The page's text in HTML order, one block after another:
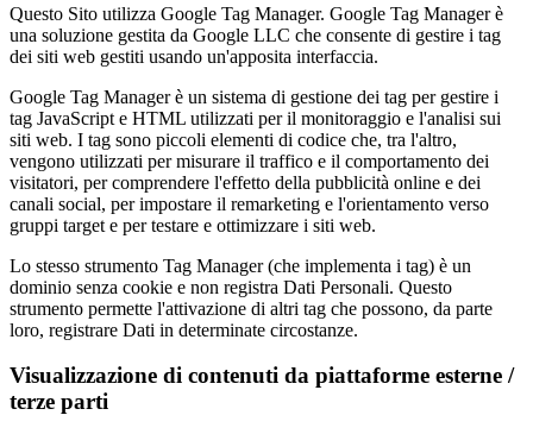
Questo Sito utilizza Google Tag Manager. Google Tag Manager è
una soluzione gestita da Google LLC che consente di gestire i tag
dei siti web gestiti usando un'apposita interfaccia.
Google Tag Manager è un sistema di gestione dei tag per gestire i
tag JavaScript e HTML utilizzati per il monitoraggio e l'analisi sui
siti web. I tag sono piccoli elementi di codice che, tra l'altro,
vengono utilizzati per misurare il traffico e il comportamento dei
visitatori, per comprendere l'effetto della pubblicità online e dei
canali social, per impostare il remarketing e l'orientamento verso
gruppi target e per testare e ottimizzare i siti web.
Lo stesso strumento Tag Manager (che implementa i tag) è un
dominio senza cookie e non registra Dati Personali. Questo
strumento permette l'attivazione di altri tag che possono, da parte
loro, registrare Dati in determinate circostanze.
Visualizzazione di contenuti da piattaforme esterne /
terze parti